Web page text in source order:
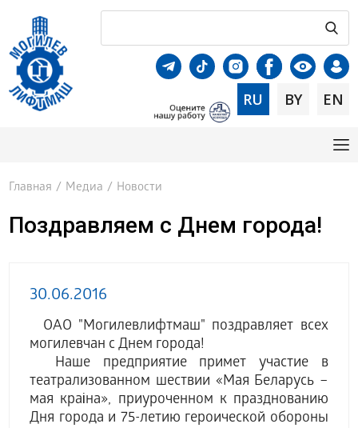
RU BY EN
Главная / Медиа / Новости
Поздравляем с Днем города!
30.06.2016
ОАО "Могилевлифтмаш" поздравляет всех
могилевчан с Днем города!
Наше предприятие примет участие в
театрализованном шествии «Мая Беларусь –
мая краіна», приуроченном к празднованию
Дня города и 75-летию героической обороны